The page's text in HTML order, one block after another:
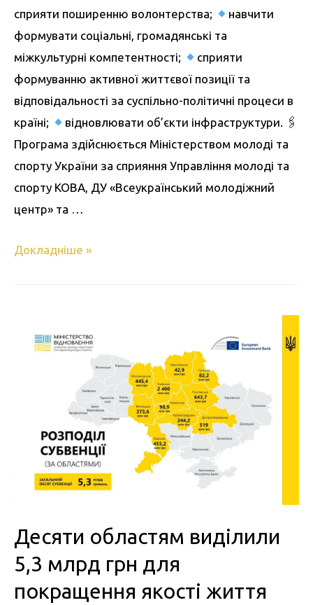
сприяти поширенню волонтерства;
навчити
формувати соціальні, громадянські та
міжкультурні компетентності;
сприяти
формуванню активної життєвої позиції та
відповідальності за суспільно-політичні процеси в
країні;
відновлювати об’єкти інфраструктури. 🖇
Програма здійснюється Міністерством молоді та
спорту України за сприяння Управління молоді та
спорту КОВА, ДУ «Всеукраїнський молодіжний
центр» та …
Докладніше »
Десяти областям виділили
5,3 млрд грн для
покращення якості життя